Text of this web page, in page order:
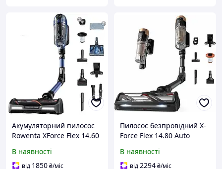
Акумуляторний пилосос
Rowenta XForce Flex 14.60
В наявності
від 1850₴/міс
Пилосос безпровідний X-
Force Flex 14.80 Auto
-0.65л, автон. робота д
ROWENTA CL0166816
В наявності
від2294₴/міс